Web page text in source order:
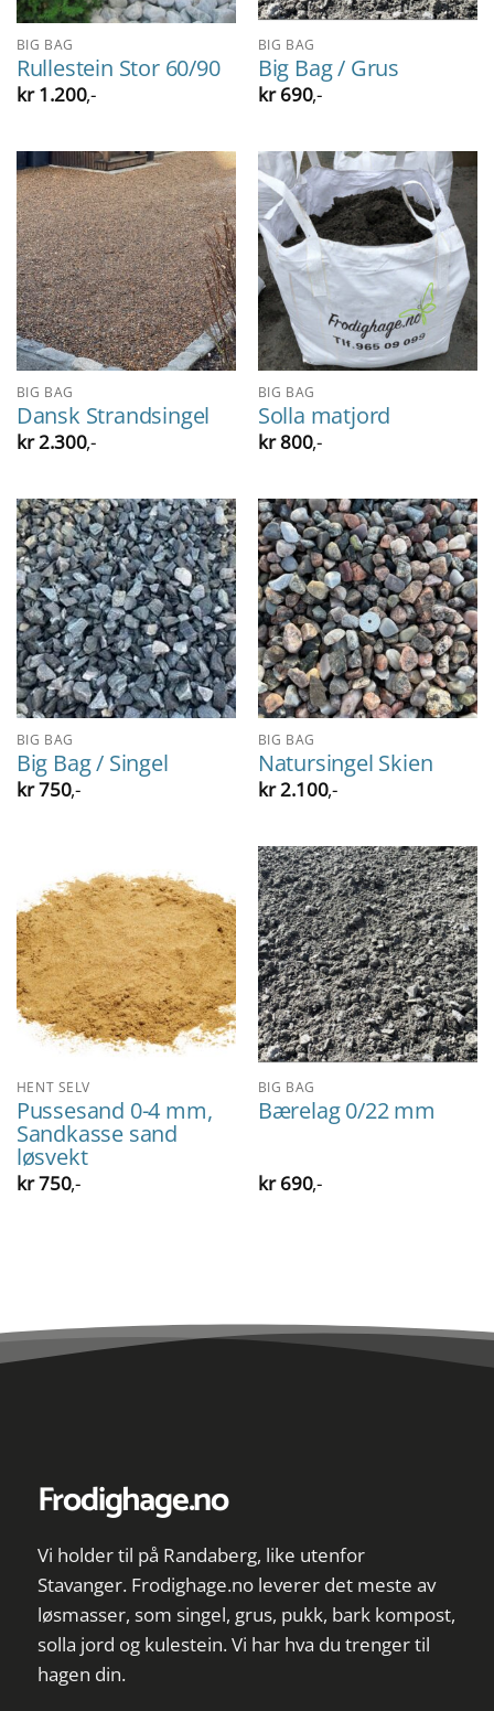
BIG BAG
Rullestein Stor 60/90
kr1.200,-
BIG BAG
Big Bag / Grus
kr690,-
BIG BAG
Dansk Strandsingel
kr2.300,-
BIG BAG
Solla matjord
kr800,-
BIG BAG
Big Bag / Singel
kr750,-
BIG BAG
Natursingel Skien
kr2.100,-
HENT SELV
Pussesand 0-4 mm,
Sandkasse sand
løsvekt
kr750,-
BIG BAG
Bærelag 0/22 mm
kr690,-
Frodighage.no
Vi holder til på Randaberg, like utenfor
Stavanger. Frodighage.no leverer det meste av
løsmasser, som singel, grus, pukk, bark kompost,
solla jord og kulestein. Vi har hva du trenger til
hagen din.